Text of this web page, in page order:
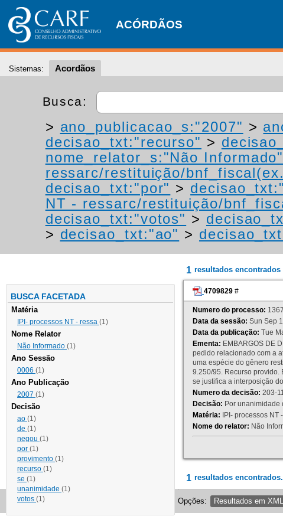
ACÓRDÃOS
Sistemas: Acordãos
Busca:
> ano_publicacao_s:"2007" >
decisao_txt:"recurso" >
nome_relator_s:"Não Informado"
ressarc/restituição/
decisao_txt:"por" >
NT - ressarc/restituição/
decisao_txt:"votos" >
> decisao_txt:"ao" >
BUSCA FACETADA
Matéria
IPI- processos NT - ressa (1)
Nome Relator
Não Informado (1)
Ano Sessão
0006 (1)
Ano Publicação
2007 (1)
Decisão
ao (1)
de (1)
negou (1)
por (1)
provimento (1)
recurso (1)
se (1)
unanimidade (1)
votos (1)
1 resultados encontrados
4709829 #
Numero do processo:
Data da sessão: Sun Sep
Data da publicação: Tue
Ementa: EMBARGOS DE
pedido relacionado com a
uma espécie do gênero
9.250/95. Recurso provido.
se justifica a interposição
Numero da decisão: 203-
Decisão: Por unanimidade
Matéria: IPI- processos
Nome do relator: Não
1 resultados encontrados.
Opções: Resultados em XML